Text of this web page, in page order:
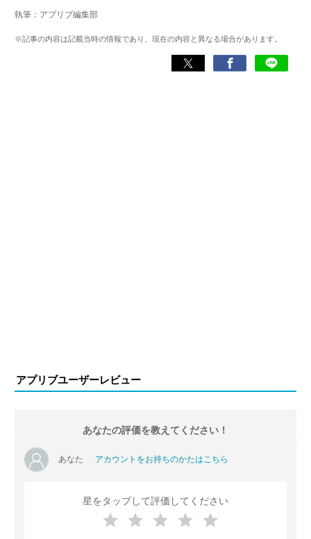
「誰でも本格的にアプリを使いこなせるようになるコンテ
執筆：アプリブ編集部
※記事の内容は記載当時の情報であり、現在の内容と異なる場合があります。
アプリブユーザーレビュー
あなたの評価を教えてください！
あなた アカウントをお持ちのかたはこちら
星をタップして評価してください